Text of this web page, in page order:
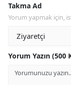
Takma Ad
Yorum yapmak için,
Yorum Yazın (500